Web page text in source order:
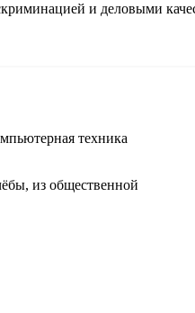
и деловыми
техника
из общественной